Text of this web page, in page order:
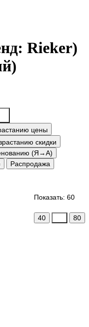
Rieker)
цены
скидки
(Я→А)
Распродажа
Показать: 60
40 80